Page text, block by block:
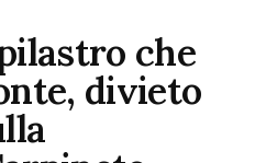
che
divieto